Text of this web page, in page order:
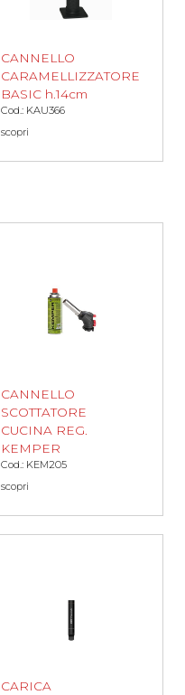
CANNELLO
CARAMELLIZZATORE
BASIC h.14cm
Cod.: KAU366
scopri
CANNELLO
SCOTTATORE
CUCINA REG.
KEMPER
Cod.: KEM205
scopri
CARICA